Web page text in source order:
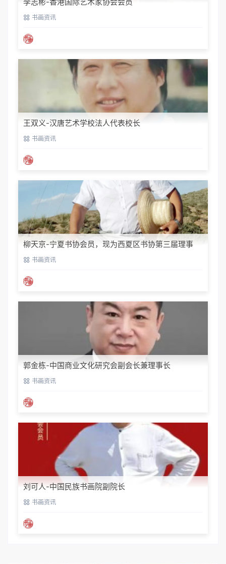
书画资讯
王双义-汉唐艺术学校法人代表校长
书画资讯
柳天京-宁夏书协会员，现为西夏区书协第三届理事
书画资讯
郭金栋-中国商业文化研究会副会长兼理事长
书画资讯
刘可人-中国民族书画院副院长
书画资讯